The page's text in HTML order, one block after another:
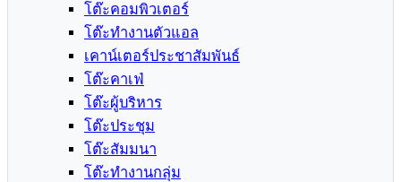
โต๊ะคอมพิวเตอร์
โต๊ะทำงานตัวแอล
เคาน์เตอร์ประชาสัมพันธ์
โต๊ะคาเฟ่
โต๊ะผู้บริหาร
โต๊ะประชุม
โต๊ะสัมมนา
โต๊ะทำงานกลุ่ม